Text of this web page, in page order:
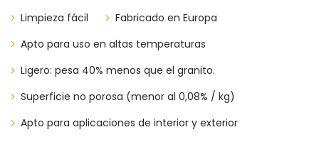
Limpieza fácil
​​​​Fabricado en Europa
Apto para uso en altas temperaturas
Ligero: pesa 40% menos que el granito.
Superficie no porosa (menor al 0,08% / kg)
Apto para aplicaciones de interior y exterior